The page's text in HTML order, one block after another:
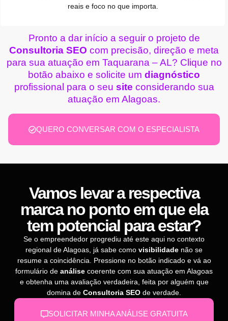
reais e foco no que importa.
Pronto a dar início a seguir o projeto de
Consultoria SEO com precisão, direção e meta
para sua atuação em Taquarana – AL? Clique no
botão abaixo e solicite um diagnóstico
profissional para o seu site considerando sua
atuação em Alagoas.
QUERO CONVERSAR COM O ESPECIALISTA
Vamos levar a respectiva
marca no ponto em que ela
tem potencial para estar?
Se o empreendedor progrediu até este aqui no contexto
regional de Alagoas, já sabe como visibilidade não se
resume a coincidência. Pressione no botão indicado e vá ao
formulário de análise coerente com sua atuação em Alagoas
e obtenha uma avaliação verdadeira, feita por alguém que
domina de Consultoria SEO de verdade.
SOLICITAR MINHA ANÁLISE GRATUITA